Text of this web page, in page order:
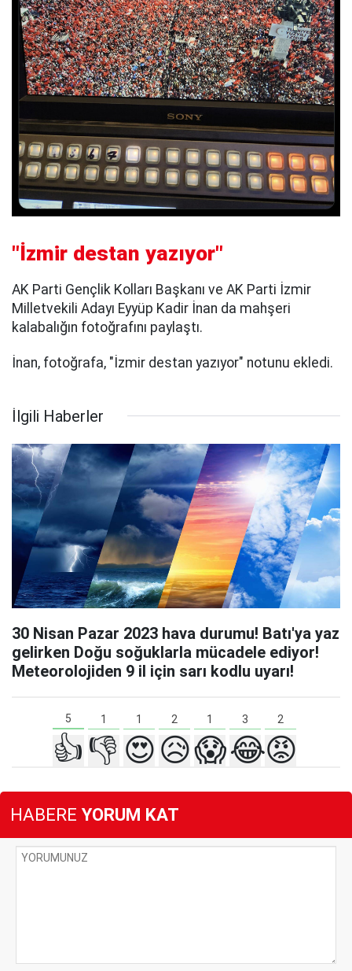
"İzmir destan yazıyor"
AK Parti Gençlik Kolları Başkanı ve AK Parti İzmir
Milletvekili Adayı Eyyüp Kadir İnan da mahşeri
kalabalığın fotoğrafını paylaştı.
İnan, fotoğrafa, "İzmir destan yazıyor" notunu ekledi.
İlgili Haberler
30 Nisan Pazar 2023 hava durumu! Batı'ya yaz
gelirken Doğu soğuklarla mücadele ediyor!
Meteorolojiden 9 il için sarı kodlu uyarı!
5 1 1 2 1 3 2
👍 👎 😍😥😱😂😡
HABERE YORUM KAT